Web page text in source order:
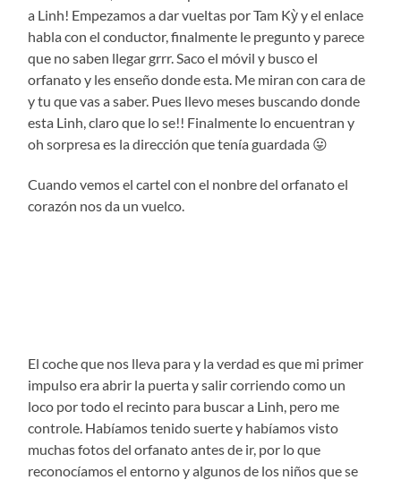
a Linh! Empezamos a dar vueltas por Tam Kỳ y el enlace
habla con el conductor, finalmente le pregunto y parece
que no saben llegar grrr. Saco el móvil y busco el
orfanato y les enseño donde esta. Me miran con cara de
y tu que vas a saber. Pues llevo meses buscando donde
esta Linh, claro que lo se!! Finalmente lo encuentran y
oh sorpresa es la dirección que tenía guardada 😛
Cuando vemos el cartel con el nonbre del orfanato el
corazón nos da un vuelco.
El coche que nos lleva para y la verdad es que mi primer
impulso era abrir la puerta y salir corriendo como un
loco por todo el recinto para buscar a Linh, pero me
controle. Habíamos tenido suerte y habíamos visto
muchas fotos del orfanato antes de ir, por lo que
reconocíamos el entorno y algunos de los niños que se